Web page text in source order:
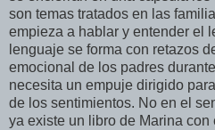
son temas tratados en las
empieza a hablar y entender el
lenguaje se forma con retazos
emocional de los padres
necesita un empuje dirigido
de los sentimientos. No en el
ya existe un libro de Marina